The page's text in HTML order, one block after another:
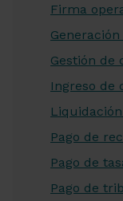
Firma
Gestión de
Ingreso de
Pago de
Pago de
Pago de